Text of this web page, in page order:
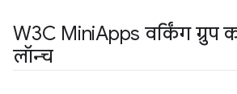
W3C MiniApps वर्किंग ग्रुप
लॉन्च